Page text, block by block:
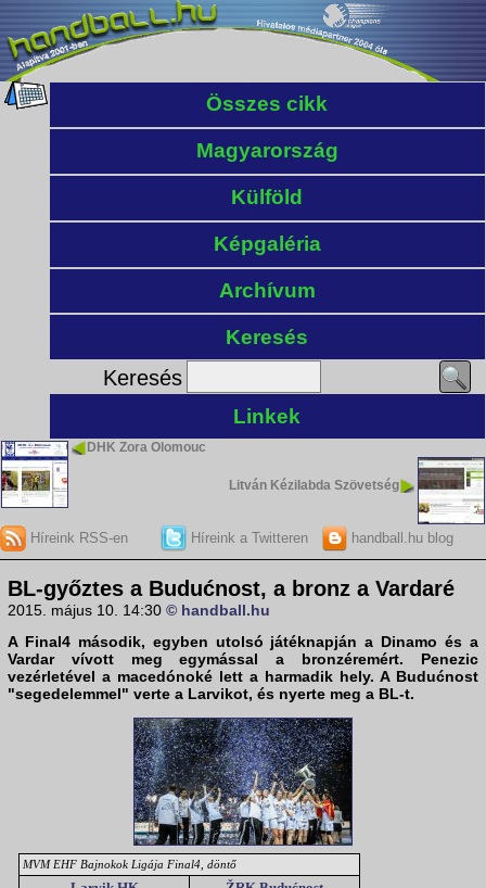
Összes cikk
Magyarország
Külföld
Képgaléria
Archívum
Keresés
Keresés
Linkek
DHK Zora Olomouc
Litván Kézilabda Szövetség
Híreink RSS-en Híreink a Twitteren handball.hu blog
BL-győztes a Budućnost, a bronz a Vardaré
2015. május 10. 14:30 © handball.hu
A Final4 második, egyben utolsó játéknapján a Dinamo és a
Vardar vívott meg egymással a bronzéremért. Penezic
vezérletével a macedónoké lett a harmadik hely. A Budućnost
"segedelemmel" verte a Larvikot, és nyerte meg a BL-t.
MVM EHF Bajnokok Ligája Final4, döntő